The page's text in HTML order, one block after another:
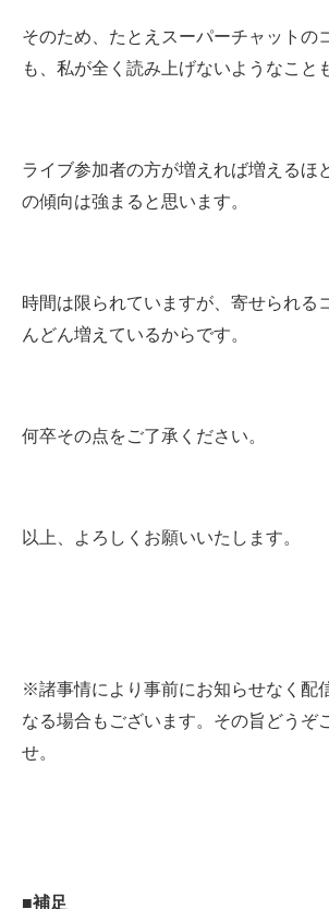
そのため、たとえスーパーチャットの
も、私が全く読み上げないようなこと
ライブ参加者の方が増えれば増えるほ
の傾向は強まると思います。
時間は限られていますが、寄せられる
んどん増えているからです。
何卒その点をご了承ください。
以上、よろしくお願いいたします。
※諸事情により事前にお知らせなく配
なる場合もございます。その旨どうぞ
せ。
■補足